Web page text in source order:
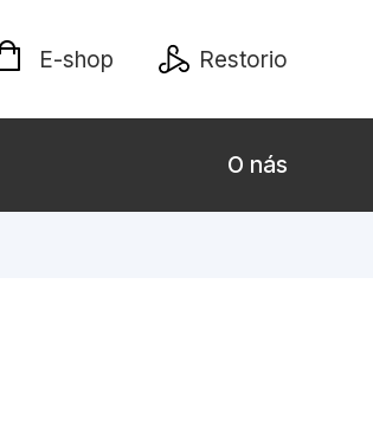
E-shop Restorio
O nás